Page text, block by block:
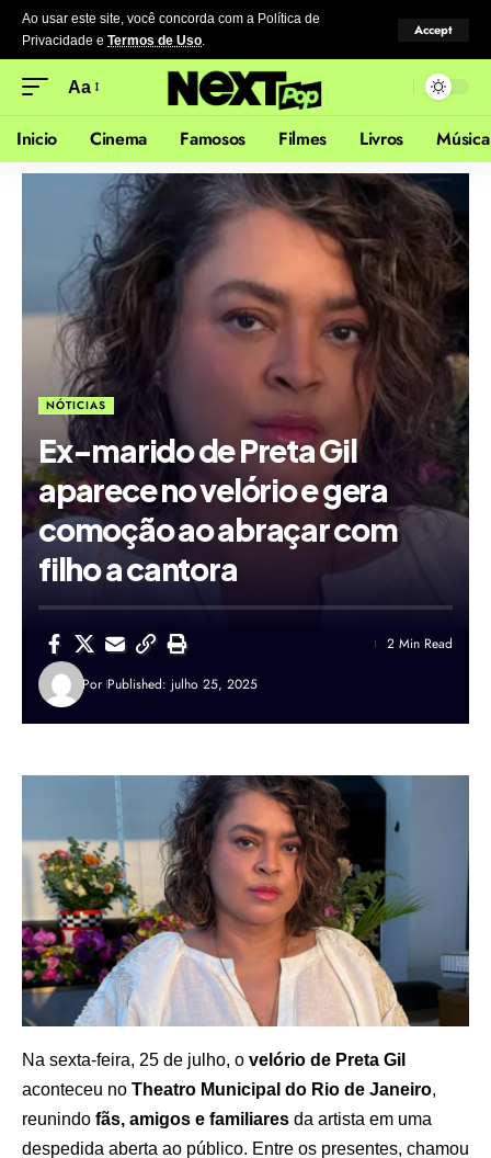
Ao usar este site, você concorda com a Política de
Privacidade e Termos de Uso.
Accept
Aa
Inicio Cinema Famosos Filmes Livros Música
NÓTICIAS
Ex-marido de Preta Gil
aparece no velório e gera
comoção ao abraçar com
filho a cantora
Por Published: julho 25, 2025
2 Min Read
Na sexta-feira, 25 de julho, o velório de Preta Gil
aconteceu no Theatro Municipal do Rio de Janeiro,
reunindo fãs, amigos e familiares da artista em uma
despedida aberta ao público. Entre os presentes, chamou